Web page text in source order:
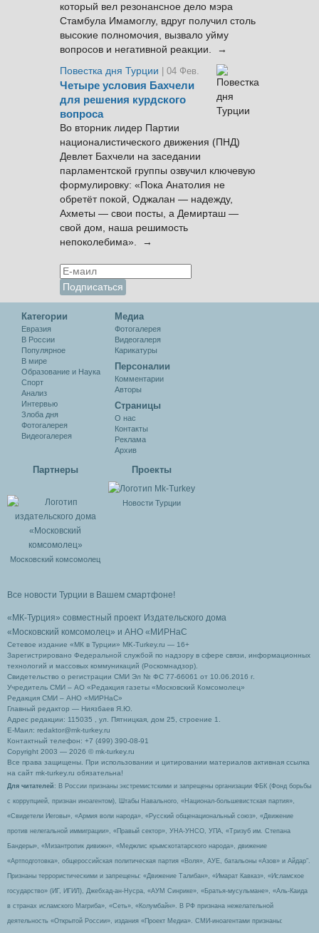
который вел резонансное дело мэра
Стамбула Имамоглу, вдруг получил столь
высокие полномочия, вызвало уйму
вопросов и негативной реакции. →
Повестка дня Турции
| 04 Фев.
Четыре условия Бахчели
для решения курдского
вопроса
Во вторник лидер Партии
националистического движения (ПНД)
Девлет Бахчели на заседании
парламентской группы озвучил ключевую
формулировку: «Пока Анатолия не
обретёт покой, Оджалан — надежду,
Ахметы — свои посты, а Демирташ —
свой дом, наша решимость
непоколебима». →
Категории
Евразия
В России
Популярное
В мире
Образование и Наука
Спорт
Анализ
Интервью
Злоба дня
Фотогалерея
Видеогалерея
Медиа
Фотогалерея
Видеогалеря
Карикатуры
Персоналии
Комментарии
Авторы
Cтраницы
О нас
Контакты
Реклама
Архив
Партнеры
Московский комсомолец
Проекты
Новости Турции
Все новости Турции в Вашем смартфоне!
«МК-Турция» совместный проект Издательского дома
«Московский комсомолец» и АНО «МИРНаС
Сетевое издание «МК в Турции» MK-Turkey.ru — 16+
Зарегистрировано Федеральной службой по надзору в сфере связи, информационных
технологий и массовых коммуникаций (Роскомнадзор).
Свидетельство о регистрации СМИ Эл № ФС 77-66061 от 10.06.2016 г.
Учредитель СМИ – АО «Редакция газеты «Московский Комсомолец»
Редакция СМИ – АНО «МИРНаС»
Главный редактор — Ниязбаев Я.Ю.
Адрес редакции: 115035 , ул. Пятницкая, дом 25, строение 1.
Е-Маил: redaktor@mk-turkey.ru
Контактный телефон: +7 (499) 390-08-91
Copyright 2003 — 2026 © mk-turkey.ru
Все права защищены. При использовании и цитировании материалов активная ссылка
на сайт mk-turkey.ru обязательна!
Для читателей : В России признаны экстремистскими и запрещены организации ФБК (Фонд борьбы
с коррупцией, признан иноагентом), Штабы Навального, «Национал-большевистская партия»,
«Свидетели Иеговы», «Армия воли народа», «Русский общенациональный союз», «Движение
против нелегальной иммиграции», «Правый сектор», УНА-УНСО, УПА, «Тризуб им. Степана
Бандеры», «Мизантропик дивижн», «Меджлис крымскотатарского народа», движение
«Артподготовка», общероссийская политическая партия «Воля», АУЕ, батальоны «Азов» и Айдар″.
Признаны террористическими и запрещены: «Движение Талибан», «Имарат Кавказ», «Исламское
государство» (ИГ, ИГИЛ), Джебхад-ан-Нусра, «АУМ Синрике», «Братья-мусульмане», «Аль-Каида
в странах исламского Магриба», «Сеть», «Колумбайн». В РФ признана нежелательной
деятельность «Открытой России», издания «Проект Медиа». СМИ-иноагентами признаны: